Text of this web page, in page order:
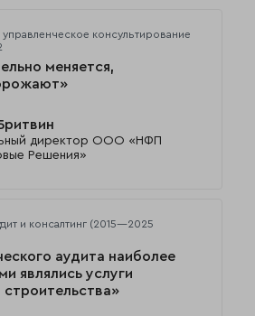
управленческое консультирование
меняется,
директор ООО «НФП
Решения»
и консалтинг (2015—2025
аудита наиболее
являлись услуги